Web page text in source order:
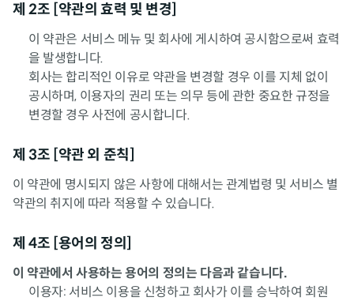
제 2조 [약관의 효력 및 변경]
이 약관은 서비스 메뉴 및 회사에 게시하여 공시함으로써 효력
을 발생합니다.
회사는 합리적인 이유로 약관을 변경할 경우 이를 지체 없이
공시하며, 이용자의 권리 또는 의무 등에 관한 중요한 규정을
변경할 경우 사전에 공시합니다.
제 3조 [약관 외 준칙]
이 약관에 명시되지 않은 사항에 대해서는 관계법령 및 서비스 별
약관의 취지에 따라 적용할 수 있습니다.
제 4조 [용어의 정의]
이 약관에서 사용하는 용어의 정의는 다음과 같습니다.
이용자: 서비스 이용을 신청하고 회사가 이를 승낙하여 회원